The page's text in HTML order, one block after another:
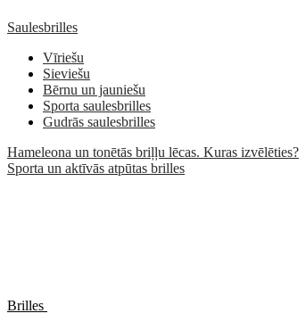
Saulesbrilles
Vīriešu
Sieviešu
Bērnu un jauniešu
Sporta saulesbrilles
Gudrās saulesbrilles
Hameleona un tonētās briļļu lēcas. Kuras izvēlēties?
Sporta un aktīvās atpūtas brilles
Brilles